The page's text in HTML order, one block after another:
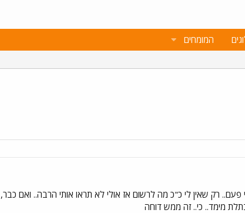
המומחים
רק שאין לי כ"כ מה לרשום אז אולי לא תראו אותי הרבה.. ואם
מימד.. כי.. זה ממש דוחה